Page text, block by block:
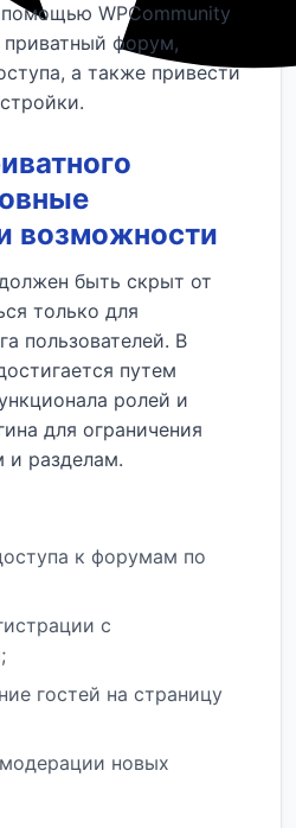
WPCommunity
приватный форум,
а также привести
возможности
быть скрыт от
только для
пользователей. В
путем
ролей и
для ограничения
и разделам.
к форумам по
с
гостей на страницу
новых